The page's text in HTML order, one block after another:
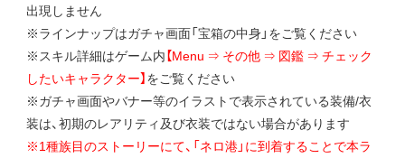
出現しません
※ラインナップはガチャ画面「宝箱の中身」をご覧ください
※スキル詳細はゲーム内【Menu ⇒ その他 ⇒ 図鑑 ⇒ チェック
したいキャラクター】をご覧ください
※ガチャ画面やバナー等のイラストで表示されている装備/衣
装は、初期のレアリティ及び衣装ではない場合があります
※1種族目のストーリーにて、「ネロ港」に到着することで本ラ